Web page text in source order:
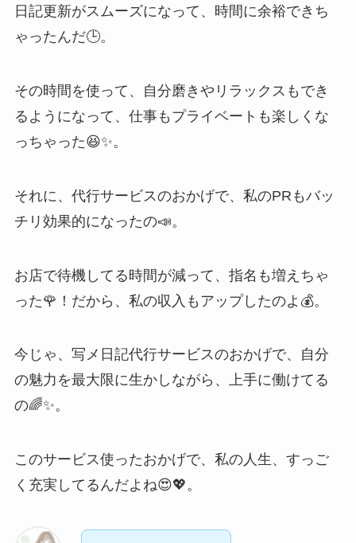
日記更新がスムーズになって、時間に余裕できち
ゃったんだ🕒。
その時間を使って、自分磨きやリラックスもでき
るようになって、仕事もプライベートも楽しくな
っちゃった😆✨。
それに、代行サービスのおかげで、私のPRもバッ
チリ効果的になったの📣。
お店で待機してる時間が減って、指名も増えちゃ
った🌹！だから、私の収入もアップしたのよ💰。
今じゃ、写メ日記代行サービスのおかげで、自分
の魅力を最大限に生かしながら、上手に働けてる
の🌈✨。
このサービス使ったおかげで、私の人生、すっご
く充実してるんだよね😍💖。